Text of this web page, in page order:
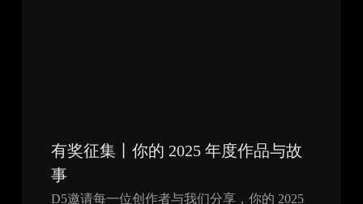
有奖征集丨你的 2025 年度作品与故
事
D5邀请每一位创作者与我们分享，你的 2025